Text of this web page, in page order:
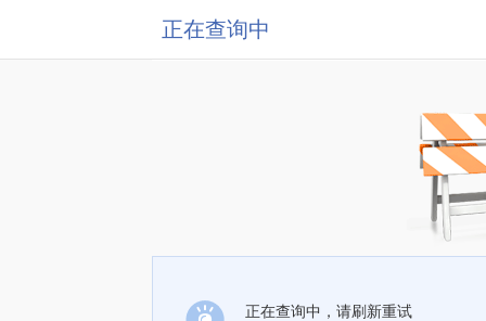
正在查询中
正在查询中，请刷新重试